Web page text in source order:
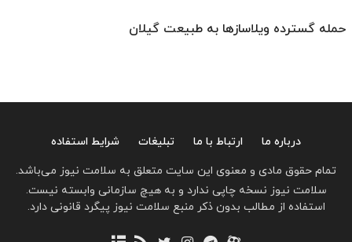
حمله گسترده ویلاسازها به طبیعت گیلان
درباره ما ارتباط با ما تبلیغات
شرایط استفاده
تمام حقوق مادی و معنوی این سایت متعلق به سلامت نیوز می‌باشد.
سلامت نیوز نسخه چاپی ندارد و به هیچ سازمانی وابسته نیست.
استفاده از مطالب بدون ذکر منبع سلامت نیوز پیگرد قانونی دارد.